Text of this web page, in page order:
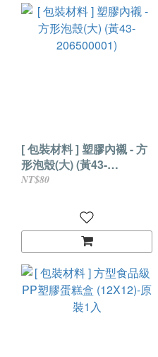
[ 包裝材料 ] 塑膠內襯 - 方
形泡殼(大) (黃43-
206500001)
NT$80